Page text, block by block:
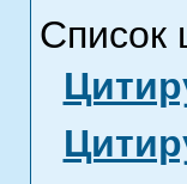
Список